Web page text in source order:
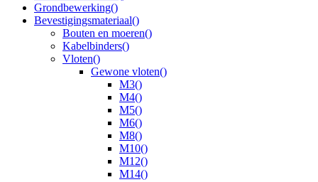
Grondbewerking()
Bevestigingsmateriaal()
Bouten en moeren()
Kabelbinders()
Vloten()
Gewone vloten()
M3()
M4()
M5()
M6()
M8()
M10()
M12()
M14()